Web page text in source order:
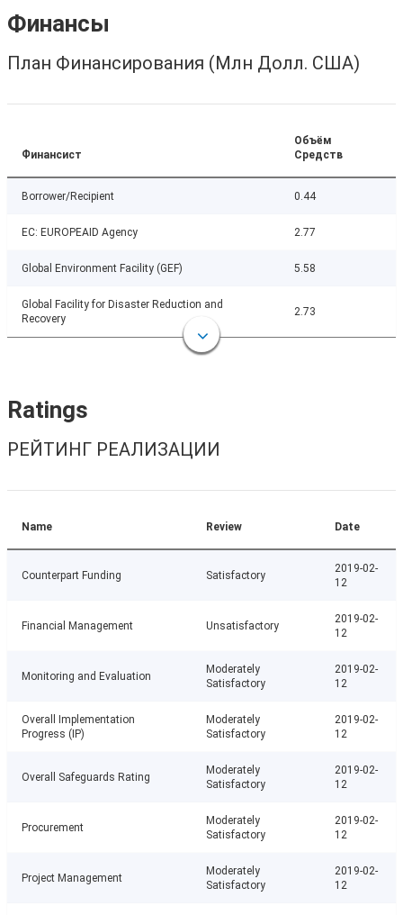
Финансы
План Финансирования (Млн Долл. США)
Финансист
Объём
Средств
Borrower/Recipient 0.44
EC: EUROPEAID Agency 2.77
Global Environment Facility (GEF) 5.58
Global Facility for Disaster Reduction and
Recovery
2.73
Ratings
РЕЙТИНГ РЕАЛИЗАЦИИ
Name Review Date
Counterpart Funding Satisfactory
2019-02-
12
Financial Management Unsatisfactory
2019-02-
12
Monitoring and Evaluation
Moderately
Satisfactory
2019-02-
12
Overall Implementation
Progress (IP)
Moderately
Satisfactory
2019-02-
12
Overall Safeguards Rating
Moderately
Satisfactory
2019-02-
12
Procurement
Moderately
Satisfactory
2019-02-
12
Project Management
Moderately
Satisfactory
2019-02-
12